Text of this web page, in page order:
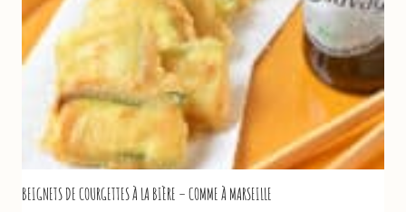
SORBETIÈRE
BEIGNETS DE COURGETTES À LA BIÈRE – COMME À MARSEILLE